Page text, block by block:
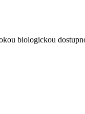
biologickou